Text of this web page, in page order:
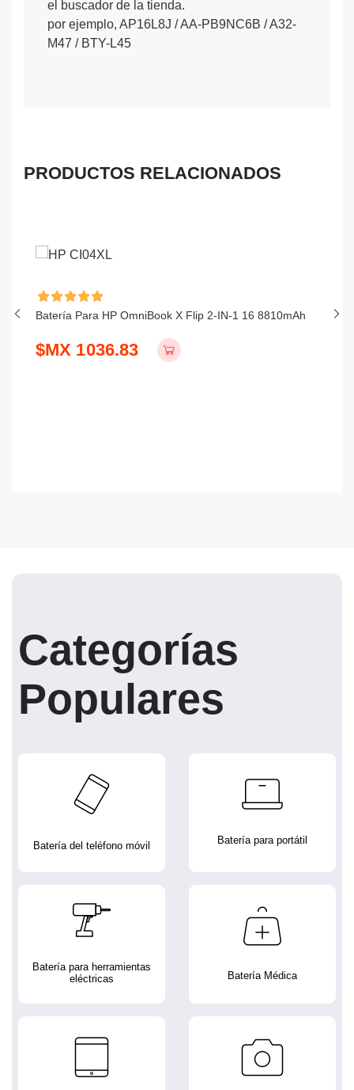
el buscador de la tienda.
por ejemplo, AP16L8J / AA-PB9NC6B / A32-
M47 / BTY-L45
PRODUCTOS RELACIONADOS
Batería Para HP OmniBook X Flip 2-IN-1 16 8810mAh
$MX 1036.83
Categorías
Populares
Batería del teléfono móvil Batería para portátil
Batería para herramientas
eléctricas
Batería Médica